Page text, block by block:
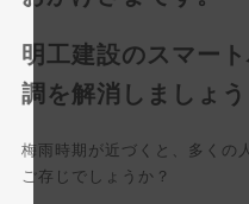
日
明工建設のスマー
調を解消しましょう
梅雨時期が近づくと、多くの
ご存じでしょうか？